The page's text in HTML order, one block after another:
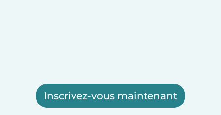
Inscrivez-vous maintenant